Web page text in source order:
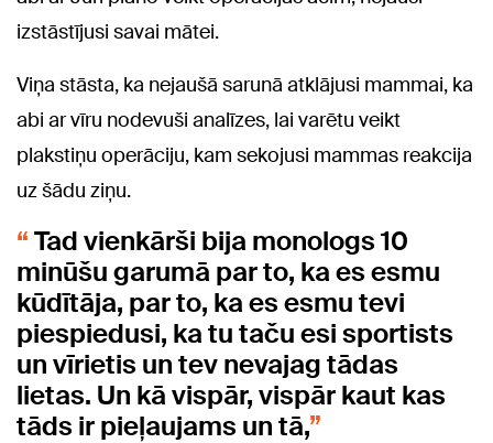
izstāstījusi savai mātei.
Viņa stāsta, ka nejaušā sarunā atklājusi mammai, ka
abi ar vīru nodevuši analīzes, lai varētu veikt
plakstiņu operāciju, kam sekojusi mammas reakcija
uz šādu ziņu.
Tad vienkārši bija monologs 10
minūšu garumā par to, ka es esmu
kūdītāja, par to, ka es esmu tevi
piespiedusi, ka tu taču esi sportists
un vīrietis un tev nevajag tādas
lietas. Un kā vispār, vispār kaut kas
tāds ir pieļaujams un tā,